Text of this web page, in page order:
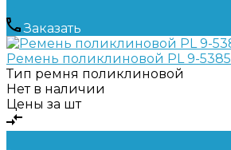
Заказать
Ремень поликлиновой PL 9-5385
Тип ремня поликлиновой
Нет в наличии
Цены за шт